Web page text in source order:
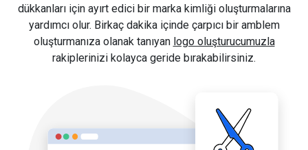
dükkanları için ayırt edici bir marka kimliği oluşturmalarına
yardımcı olur. Birkaç dakika içinde çarpıcı bir amblem
oluşturmanıza olanak tanıyan logo oluşturucumuzla
rakiplerinizi kolayca geride bırakabilirsiniz.